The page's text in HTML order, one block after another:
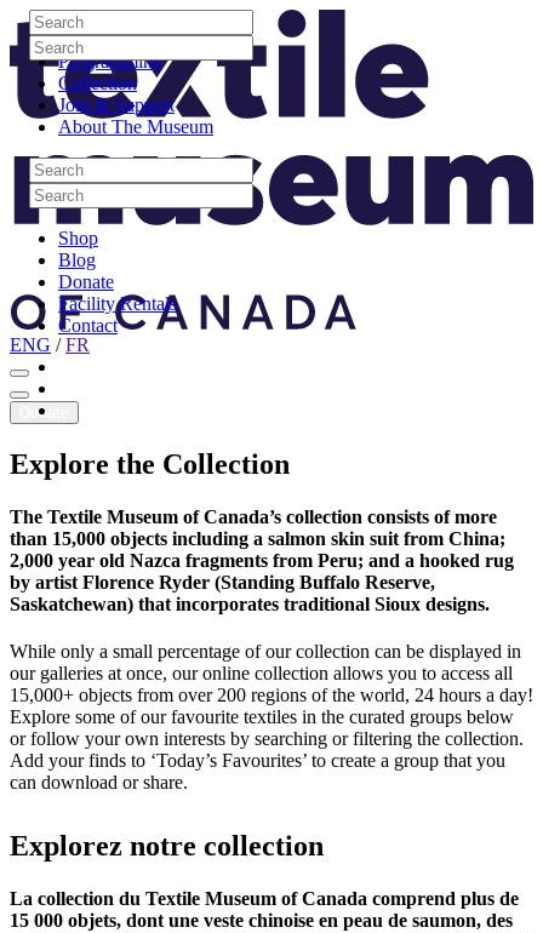
Skip to content
Visit
Programming
Collection
Join & Support
About The Museum
Search
Search
Search
Search
Shop
Blog
Donate
Facility Rentals
Contact
Youtube
Search
Search
Search
Search
Site Logo
ENG /FR
Donate
Explore the Collection
The Textile Museum of Canada’s collection consists of more
than 15,000 objects including a salmon skin suit from China;
2,000 year old Nazca fragments from Peru; and a hooked rug
by artist Florence Ryder (Standing Buffalo Reserve,
Saskatchewan) that incorporates traditional Sioux designs.
While only a small percentage of our collection can be displayed in
our galleries at once, our online collection allows you to access all
15,000+ objects from over 200 regions of the world, 24 hours a day!
Explore some of our favourite textiles in the curated groups below
or follow your own interests by searching or filtering the collection.
Add your finds to ‘Today’s Favourites’ to create a group that you
can download or share.
Explorez notre collection
La collection du Textile Museum of Canada comprend plus de
15 000 objets, dont une veste chinoise en peau de saumon, des